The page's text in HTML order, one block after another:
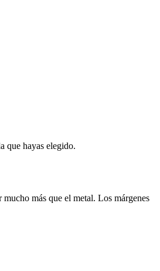
que hayas elegido.
más que el metal. Los márgenes